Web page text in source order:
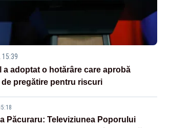
15:39
a adoptat o hotărâre care aprobă
pregătire pentru riscuri
Păcuraru: Televiziunea Poporului